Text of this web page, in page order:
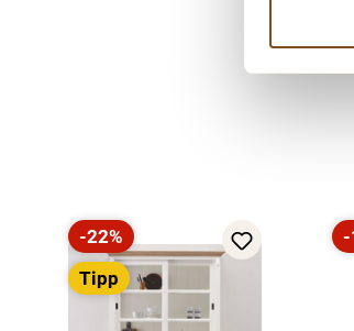
Rabatt
-22%
Tipp
-